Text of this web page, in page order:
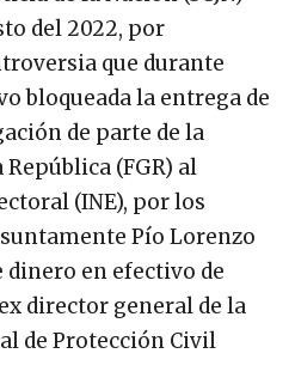
del 2022, por
que durante
bloqueada la entrega de
de parte de la
(FGR) al
(INE), por los
Pío Lorenzo
en efectivo de
director general de la
de Protección Civil